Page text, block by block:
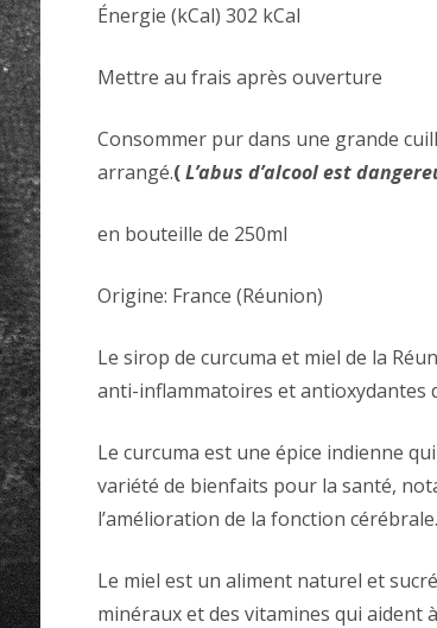
Énergie (kCal) 302 kCal
Mettre au frais après ouverture
Consommer pur dans une grande
arrangé.(L’abus d’alcool est
en bouteille de 250ml
Origine: France (Réunion)
Le sirop de curcuma et miel de la
anti-inflammatoires et antioxydantes
Le curcuma est une épice indienne
variété de bienfaits pour la santé,
l’amélioration de la fonction cérébrale.
Le miel est un aliment naturel et
minéraux et des vitamines qui aident